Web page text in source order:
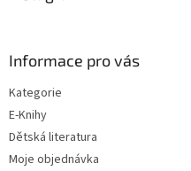
Informace pro vás
Kategorie
E-Knihy
Dětská literatura
Moje objednávka